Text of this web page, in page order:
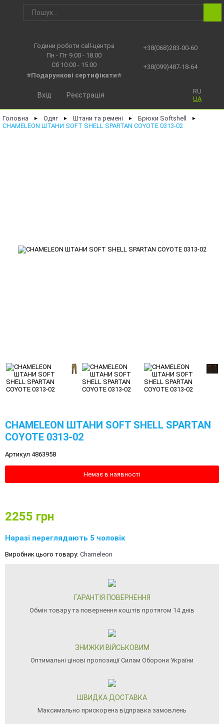
Години роботи call-центра
Пн - Пт 9.00 - 18.00
Сб 10.00 - 15.00
⭐Подарункові сертифікати⭐
+38(068)283-00-60
+38(099)487-18-64
RU
UA
Вхід Реєстрація
Головна ► Одяг ► Штани та ремені ► Брюки Softshell ►
CHAMELEON ШТАНИ SOFT SHELL SPARTAN COYOTE 0313-02
CHAMELEON ШТАНИ SOFT SHELL SPARTAN
COYOTE 0313-02
Артикул 4863958
Немає в наявності
2255 грн
Наразі переглядають 5 чоловік
Виробник цього товару: Chameleon
ГАРАНТІЯ ПОВЕРНЕННЯ
Обмін товару та повернення коштів протягом 14 днів
ЗНИЖКИ ВІЙСЬКОВИМ
Оптимальні цінові пропозиції Силам Оборони України
ШВИДКА ДОСТАВКА
Максимально прискорена відправка замовлень